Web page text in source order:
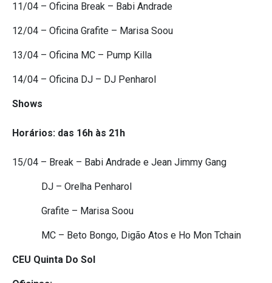
11/04 – Oficina Break – Babi Andrade
12/04 – Oficina Grafite – Marisa Soou
13/04 – Oficina MC – Pump Killa
14/04 – Oficina DJ – DJ Penharol
Shows
Horários: das 16h às 21h
15/04 – Break – Babi Andrade e Jean Jimmy Gang
DJ – Orelha Penharol
Grafite – Marisa Soou
MC – Beto Bongo, Digão Atos e Ho Mon Tchain
CEU Quinta Do Sol